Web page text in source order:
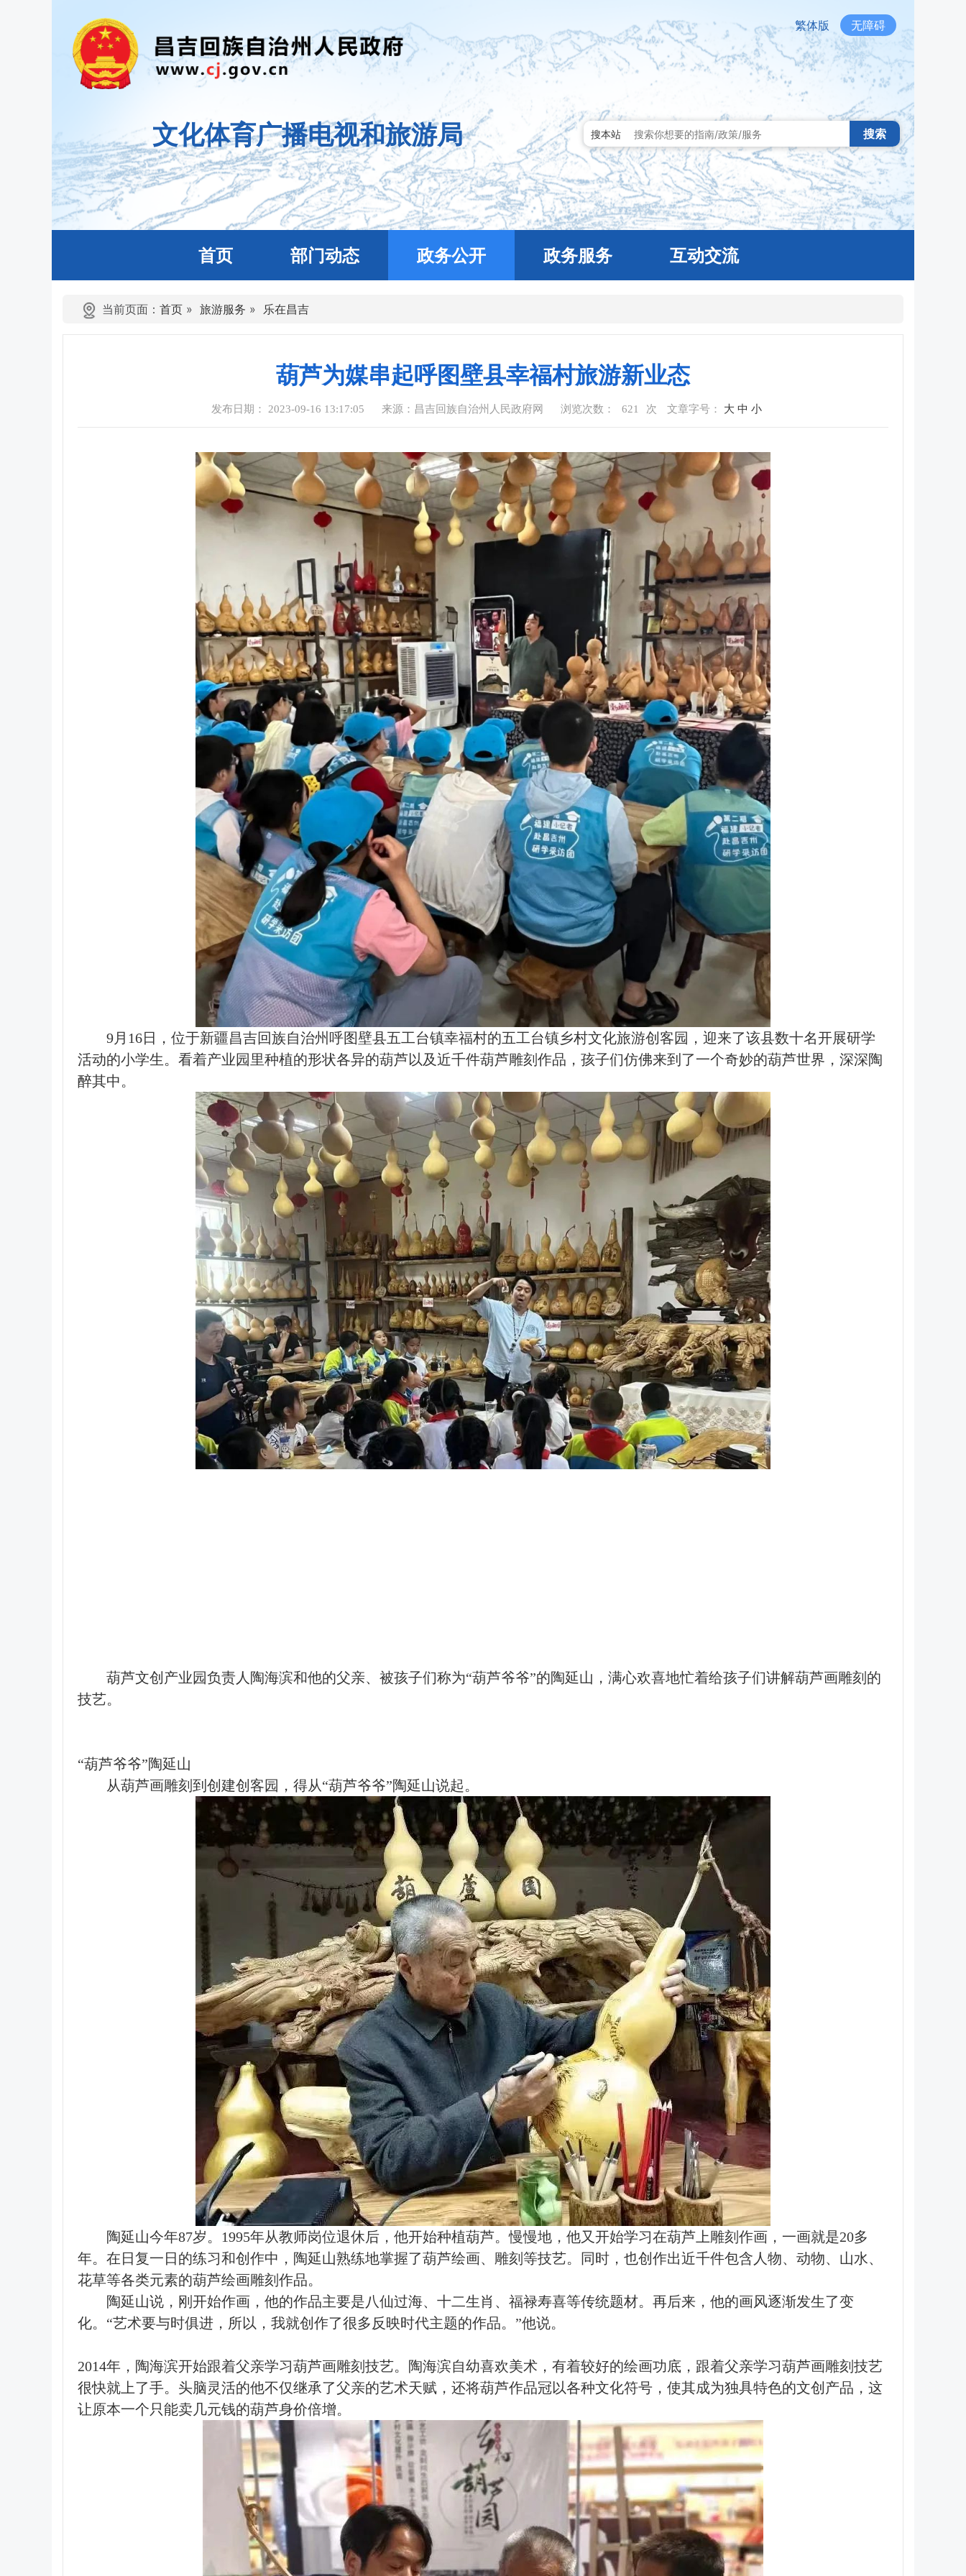
繁体版 无障碍
文化体育广播电视和旅游局 搜本站 搜索
首页 部门动态 政务公开 政务服务 互动交流
当前页面： 首页 » 旅游服务 » 乐在昌吉
葫芦为媒串起呼图壁县幸福村旅游新业态
发布日期： 2023-09-16 13:17:05 来源：昌吉回族自治州人民政府网 浏览次数： 621 次 文章字号： 大 中 小
9月16日，位于新疆昌吉回族自治州呼图壁县五工台镇幸福村的五工台镇乡村文化旅游创客园，迎来了该县数十名开展研学
活动的小学生。看着产业园里种植的形状各异的葫芦以及近千件葫芦雕刻作品，孩子们仿佛来到了一个奇妙的葫芦世界，深深陶
醉其中。
葫芦文创产业园负责人陶海滨和他的父亲、被孩子们称为“葫芦爷爷”的陶延山，满心欢喜地忙着给孩子们讲解葫芦画雕刻的
技艺。
“葫芦爷爷”陶延山
从葫芦画雕刻到创建创客园，得从“葫芦爷爷”陶延山说起。
陶延山今年87岁。1995年从教师岗位退休后，他开始种植葫芦。慢慢地，他又开始学习在葫芦上雕刻作画，一画就是20多
年。在日复一日的练习和创作中，陶延山熟练地掌握了葫芦绘画、雕刻等技艺。同时，也创作出近千件包含人物、动物、山水、
花草等各类元素的葫芦绘画雕刻作品。
陶延山说，刚开始作画，他的作品主要是八仙过海、十二生肖、福禄寿喜等传统题材。再后来，他的画风逐渐发生了变
化。“艺术要与时俱进，所以，我就创作了很多反映时代主题的作品。”他说。
2014年，陶海滨开始跟着父亲学习葫芦画雕刻技艺。陶海滨自幼喜欢美术，有着较好的绘画功底，跟着父亲学习葫芦画雕刻技艺
很快就上了手。头脑灵活的他不仅继承了父亲的艺术天赋，还将葫芦作品冠以各种文化符号，使其成为独具特色的文创产品，这
让原本一个只能卖几元钱的葫芦身价倍增。